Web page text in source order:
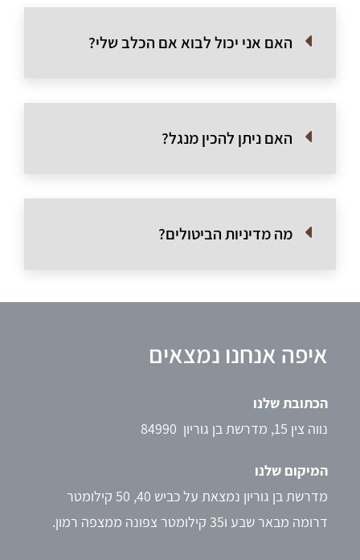
האם אני יכול לבוא אם הכלב שלי?
האם ניתן להכין מנגל?
מה מדיניות הביטולים?
איפה אנחנו נמצאים
הכתובת שלנו
נווה צין 15, מדרשת בן גוריון 84990
המיקום שלנו
מדרשת בן גוריון נמצאת על כביש 40, 50 קילומטר
דרומה מבאר שבע ו35 קילומטר צפונה ממצפה רמון.